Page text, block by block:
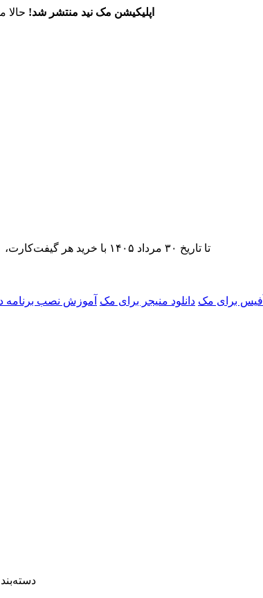
اپلیکیشن مک نید منتشر شد! حالا
تا تاریخ ۳۰ مرداد ۱۴۰۵ با خرید هر گیفت‌کارت، ۲۰ درصد تخفیف اشتراک اپ‌استور مک نید را دریافت کنید.
آفیس برای مک دانلود منیجر برای مک آموزش نصب برنامه